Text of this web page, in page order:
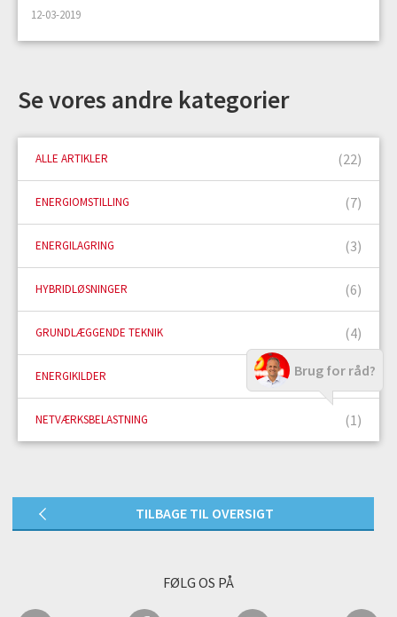
Brug for råd?
12-03-2019
Se vores andre kategorier
ALLE ARTIKLER (22)
ENERGIOMSTILLING (7)
ENERGILAGRING (3)
HYBRIDLØSNINGER (6)
GRUNDLÆGGENDE TEKNIK (4)
ENERGIKILDER (9)
NETVÆRKSBELASTNING (1)
TILBAGE TIL OVERSIGT
FØLG OS PÅ